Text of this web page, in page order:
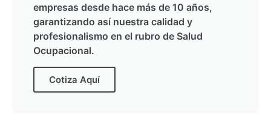
empresas desde hace más de 10 años,
garantizando así nuestra calidad y
profesionalismo en el rubro de Salud
Ocupacional.
Cotiza Aquí